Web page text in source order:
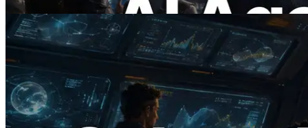
Baca artikel ini